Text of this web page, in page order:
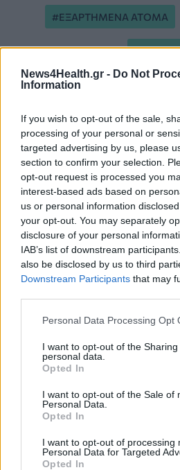
News4Health.gr - Do Not
Information
If you wish to opt-out of the sale,
processing of your personal or
targeted advertising by us, please
section to confirm your selection.
opt-out request is processed you
interest-based ads based on
us or personal information
your opt-out. You may separately
disclosure of your personal
IAB’s list of downstream
also be disclosed by us to third
Downstream Participants that may
Personal Data Processing Opt
I want to opt-out of the
personal data.
Opted In
I want to opt-out of the Sale of
Personal Data.
Opted In
I want to opt-out of processing
Personal Data for Targeted
Opted In
ΕΞΑΡΤΗΜΕΝΑ ΑΤΟΜΑ
ΕΟΠΑΕ
ΠΕΡΙΣΣΟΤΕΡΑ ΣΤΗΝ
Εργαζόμενοι
θάνατος του
τις σοβαρές
20 Μαϊος 2026
βοηθειών ψυχικής υγείας για
21
ΣΧΕΤΙΚΑ